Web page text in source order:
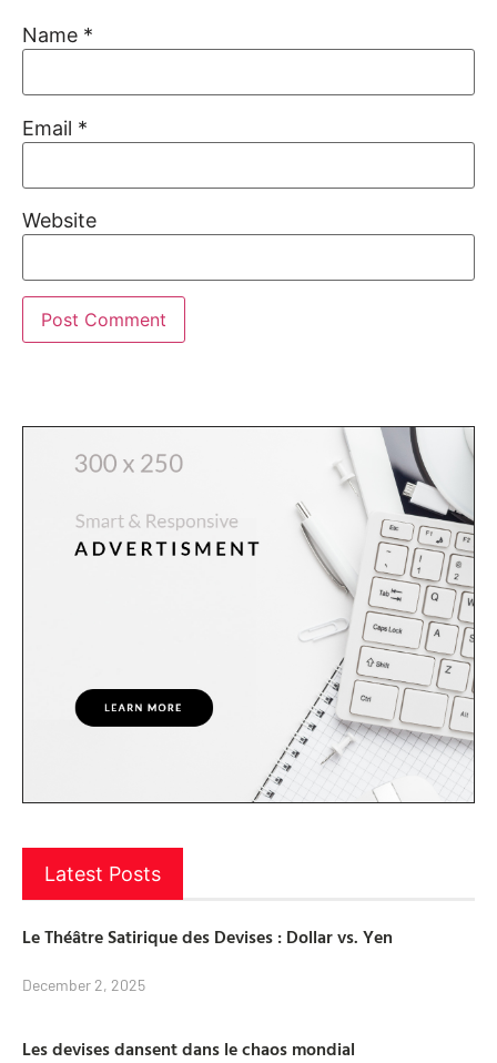
Name *
Email *
Website
Latest Posts
Le Théâtre Satirique des Devises : Dollar vs. Yen
December 2, 2025
Les devises dansent dans le chaos mondial